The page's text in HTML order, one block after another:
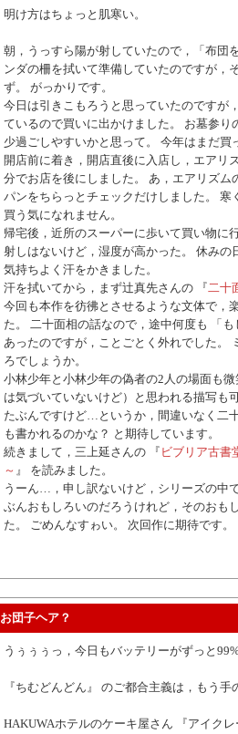
明け方はちょっと肌寒い。
朝，うっすら陽が射していたので，「布団
ンダの柵を拭いて準備していたのですが，
ず。 がっかりです。
今日は引きこもろうと思っていたのですが
ているので買いに出かけました。 お墓参り
少過ごしやすいかと思って。 今年はまだ買
開店前に着き，開店直後に入店し，エアリ
分でお店を後にしました。 あ，エアリズ
パンをちらっとチェックだけしました。
買う気になれません。
帰宅後，近所のスーパーに歩いて買い物に
射しはないけど，湿度が高かった。 休みの
気持ちよく汗をかきました。
汗を拭いてから，まず辻真先さんの 『二十
今回も本作を彷彿とさせるような文体で，
た。 二十面相の話なので，途中何度も 「
あったのですが，ことごとく外れでした。
ろでしょうか。
小林少年と小林少年の偽者の2人の場面も
は気づいていないけど）と思われる描写も
たぶんですけど…というか，間違いなく二
も書かれるのかな？ と期待しています。
続きまして，三上延さんの 『 ビブリア古書
～ 』 を読みました。
うーん…，申し訳ないけど，シリーズの中
ぶんおもしろいのだろうけれど，そのおも
た。 ごめんなすゎい。 次回作に期待です。
お団子ヘア？
うぅぅぅっ，今日もバッテリーがずっと99%
『ちむどんどん』 のご都合主義は，もう手
HAKUWAホテルのケーキ屋さん 『アイク